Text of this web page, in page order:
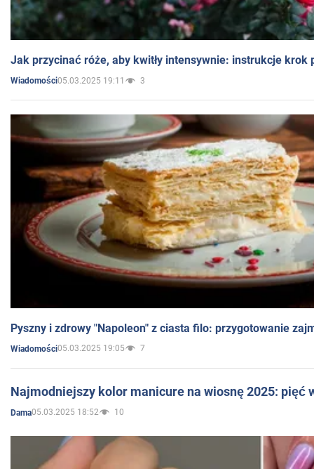
Jak przycinać róże, aby kwitły intensywnie: instrukcje krok
Wiadomości05.03.2025 19:11 3
Pyszny i zdrowy "Napoleon" z ciasta filo: przygotowanie
Wiadomości05.03.2025 19:05 7
Najmodniejszy kolor manicure na wiosnę 2025: pięć
Dama05.03.2025 18:52 10